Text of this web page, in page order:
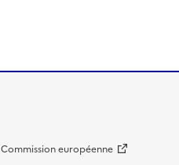
Commission européenne